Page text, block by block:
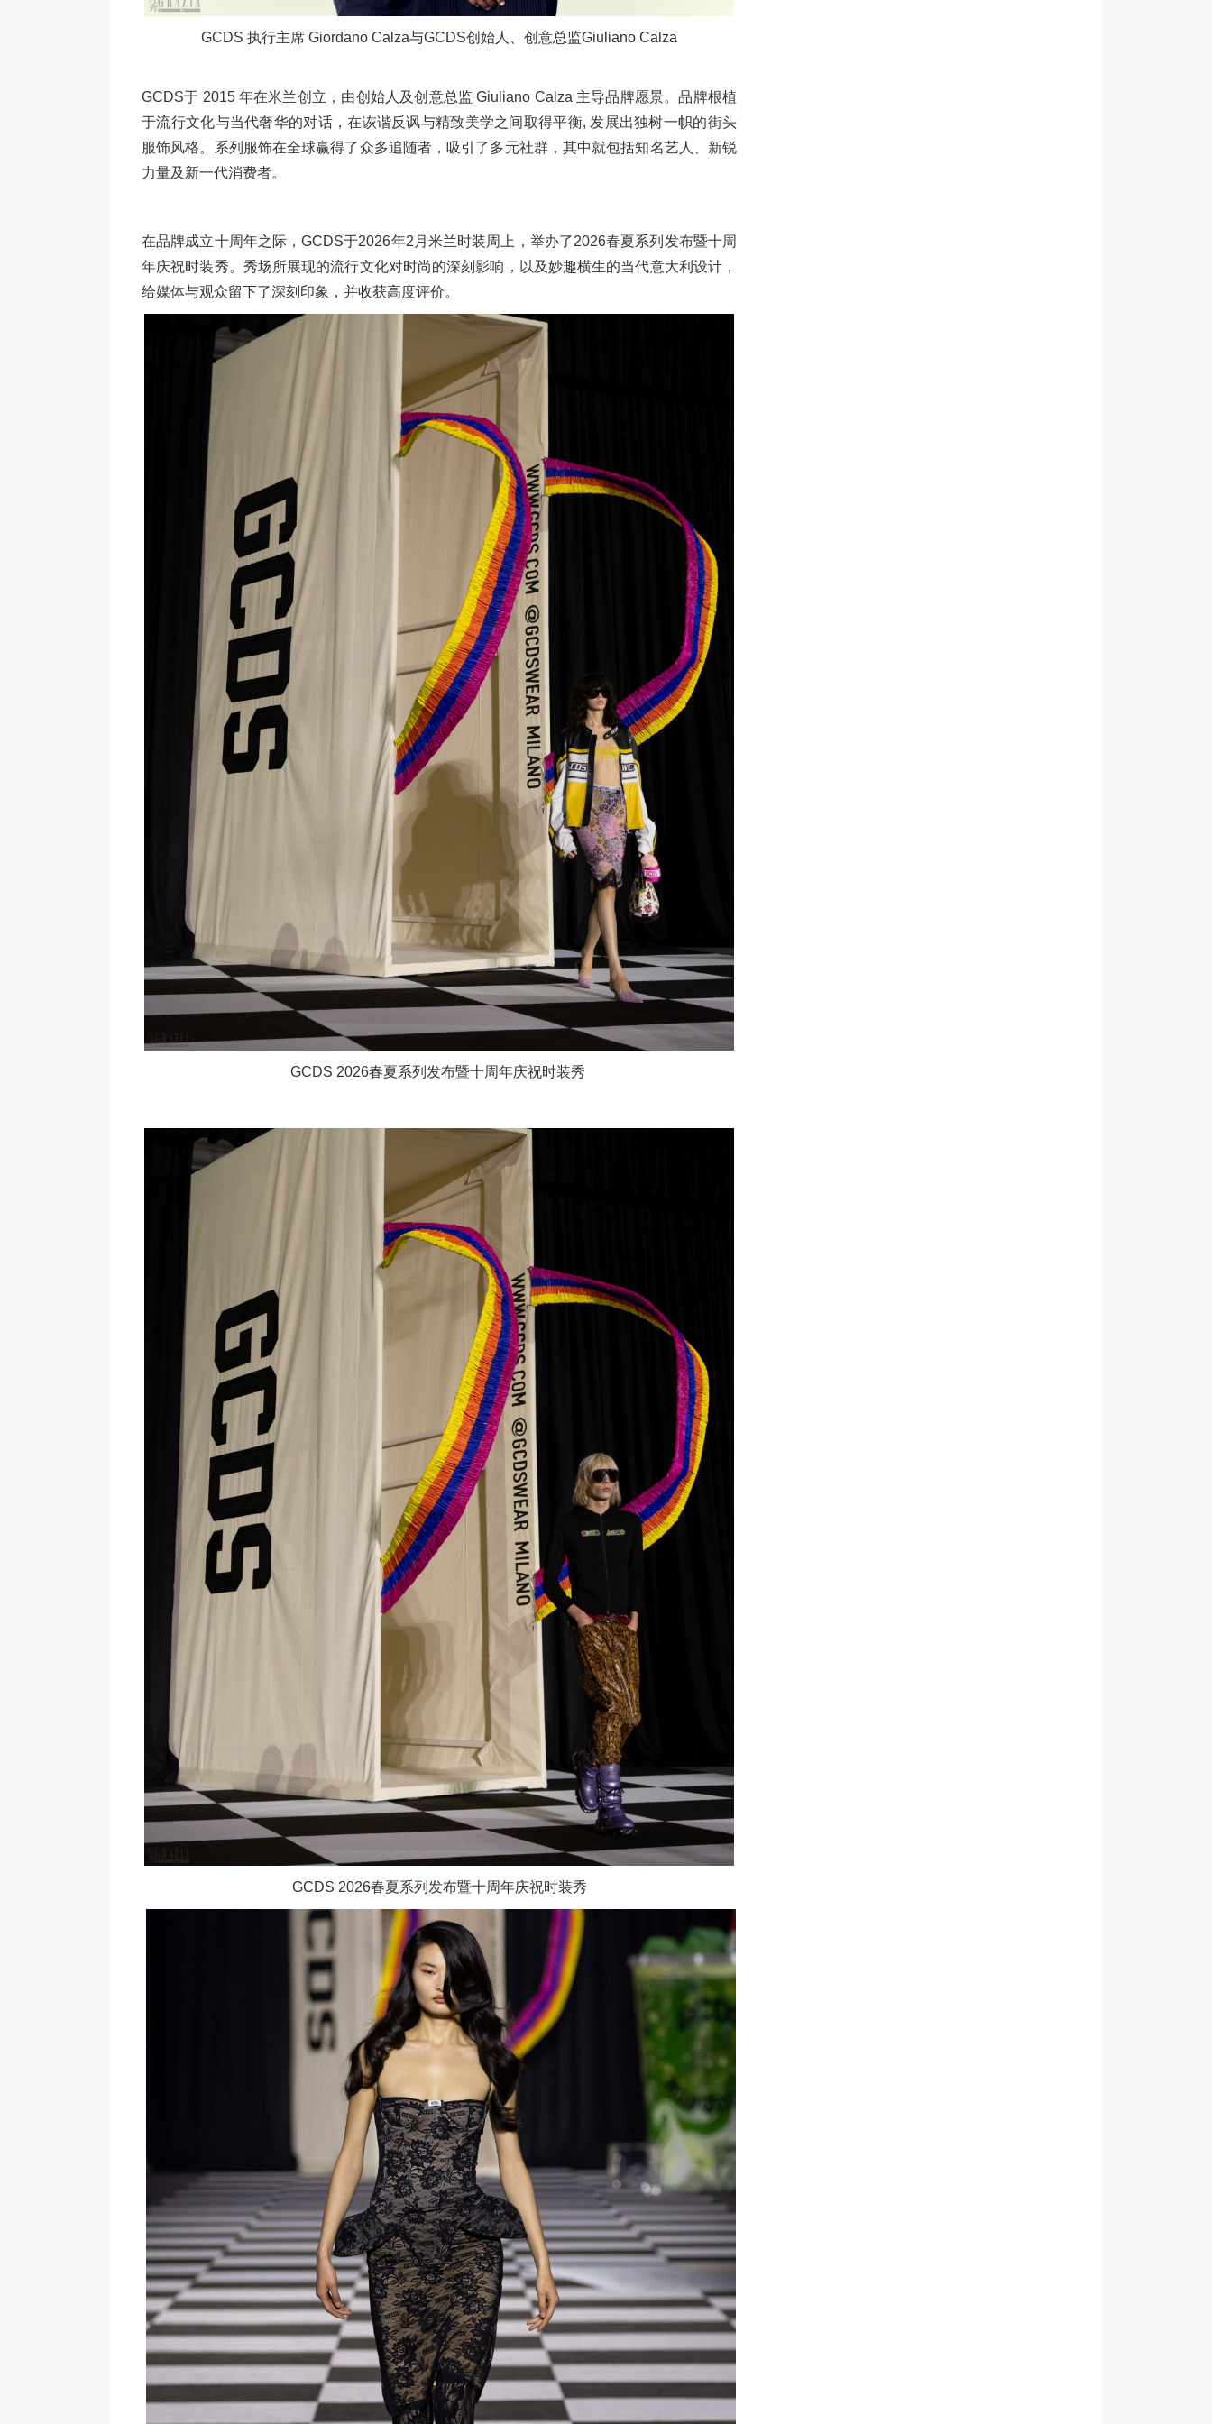
GCDS 执行主席 Giordano Calza与GCDS创始人、创意总监Giuliano Calza
GCDS于 2015 年在米兰创立，由创始人及创意总监 Giuliano Calza 主导品牌愿景。品牌根植
于流行文化与当代奢华的对话，在诙谐反讽与精致美学之间取得平衡, 发展出独树一帜的街头
服饰风格。系列服饰在全球赢得了众多追随者，吸引了多元社群，其中就包括知名艺人、新锐
力量及新一代消费者。
在品牌成立十周年之际，GCDS于2026年2月米兰时装周上，举办了2026春夏系列发布暨十周
年庆祝时装秀。秀场所展现的流行文化对时尚的深刻影响，以及妙趣横生的当代意大利设计，
给媒体与观众留下了深刻印象，并收获高度评价。
GCDS 2026春夏系列发布暨十周年庆祝时装秀
GCDS 2026春夏系列发布暨十周年庆祝时装秀